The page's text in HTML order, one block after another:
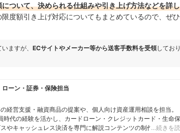
ついて、決められる仕組みや引き上げ方法などを詳
度額引き上げ対応についてもまとめているので、ぜ
ますが、 ECサイトやメーカー等から送客手数料を受領しており
ーン・証券・保険担当
経営支援・融資商品の提案や、個人向け資産運用相談を担当。
代の経験を活かし、カードローン・クレジットカード・生命保
やキャッシュレス決済を専門に解説コンテンツの制作を統括す
…続きを